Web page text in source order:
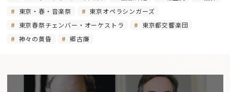
東京・春・音楽祭
東京オペラシンガーズ
東京春祭チェンバー・オーケストラ
東京都交響楽団
神々の黄昏
郷古廉